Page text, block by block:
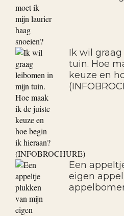
en meest gezochte informatie over
Wanneer
laurier haag
tuin. Hoe
keuze en